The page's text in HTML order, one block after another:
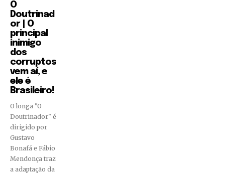
O
Doutrinad
or | O
principal
inimigo
dos
corruptos
vem aí, e
ele é
Brasileiro!
O longa "O
Doutrinador" é
dirigido por
Gustavo
Bonafá e Fábio
Mendonça traz
a adaptação da